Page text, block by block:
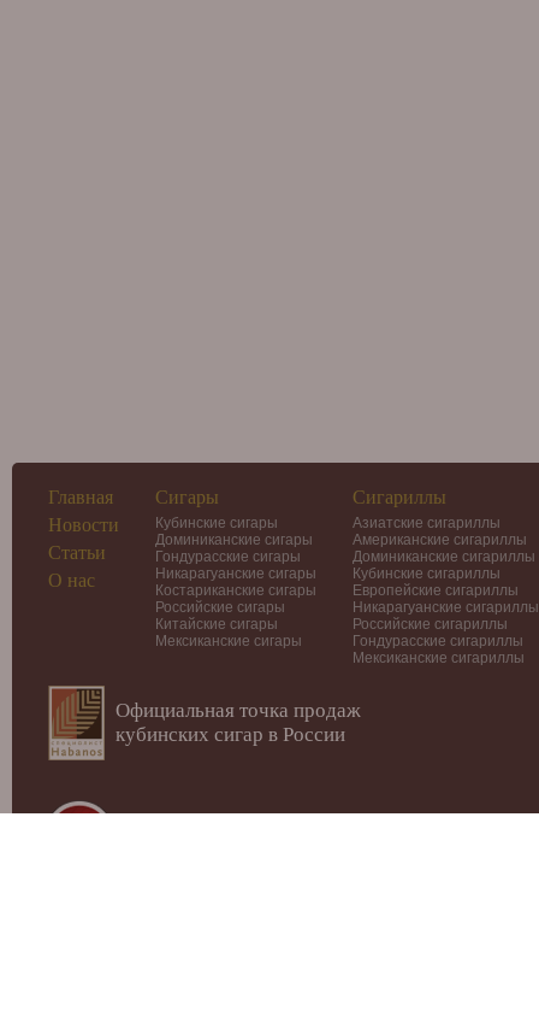
Главная
Новости
Статьи
О нас
Сигары
Кубинские сигары
Доминиканские сигары
Гондурасские сигары
Никарагуанские сигары
Костариканские сигары
Российские сигары
Китайские сигары
Мексиканские сигары
Сигариллы
Азиатские сигариллы
Американские сигариллы
Доминиканские сигариллы
Кубинские сигариллы
Европейские сигариллы
Никарагуанские сигариллы
Российские сигариллы
Гондурасские сигариллы
Мексиканские сигариллы
Официальная точка продаж
кубинских сигар в России